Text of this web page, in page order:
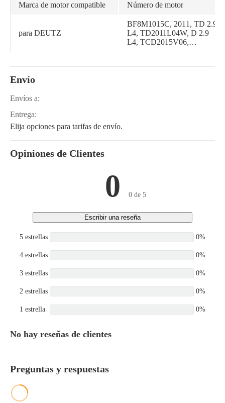
Marca de motor compatible Número de motor
para DEUTZ
BF8M1015C, 2011, TD 2.9
L4, TD2011L04W, D 2.9
L4, TCD2015V06,
TCD2015V08, TCD 2011
D2011L04W, 2015, TCD
Envío
Envíos a:
Entrega:
Elija opciones para tarifas de envío.
Opiniones de Clientes
0 0 de 5
Escribir una reseña
5 estrellas 0%
4 estrellas 0%
3 estrellas 0%
2 estrellas 0%
1 estrella 0%
No hay reseñas de clientes
Preguntas y respuestas